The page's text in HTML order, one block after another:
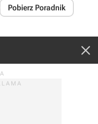
Pobierz Poradnik
